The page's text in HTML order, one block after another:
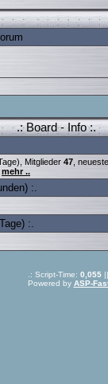
.: Board - Info :.
Mitglieder 47 ,
mehr ..
:.
:.
.: Script-Time: 0,055||
Powered by ASP-